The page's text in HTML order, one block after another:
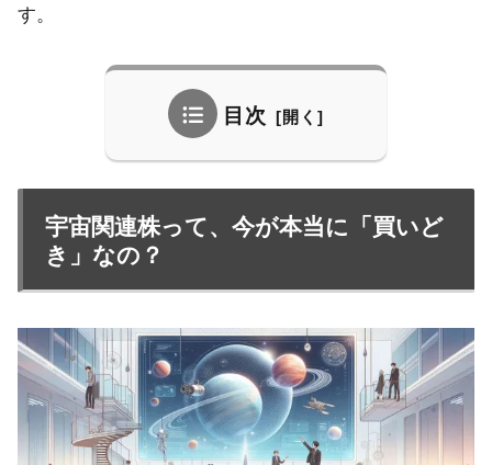
す。
目次
宇宙関連株って、今が本当に「買いど
き」なの？